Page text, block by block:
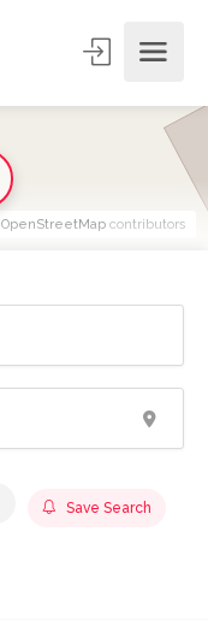
Save Search
OpenStreetMap contributors